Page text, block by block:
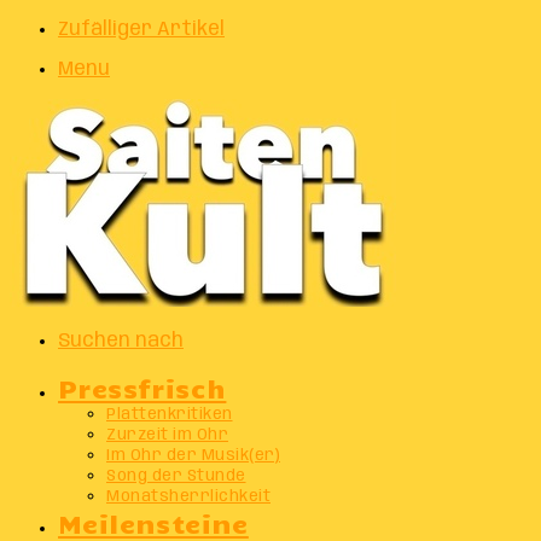
Zufälliger Artikel
Menu
Suchen nach
Pressfrisch
Plattenkritiken
Zurzeit im Ohr
Im Ohr der Musik(er)
Song der Stunde
Monatsherrlichkeit
Meilensteine